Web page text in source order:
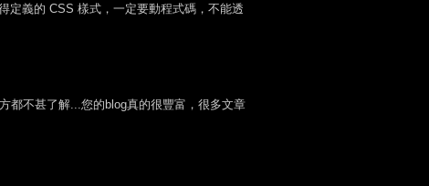
定義的 CSS 樣式，一定要動程式碼，不能透
都不甚了解...您的blog真的很豐富，很多文章